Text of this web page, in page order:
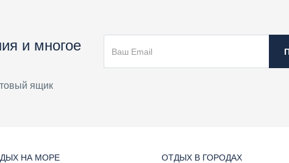
и многое
ящик
НА МОРЕ ОТДЫХ В ГОРОДАХ